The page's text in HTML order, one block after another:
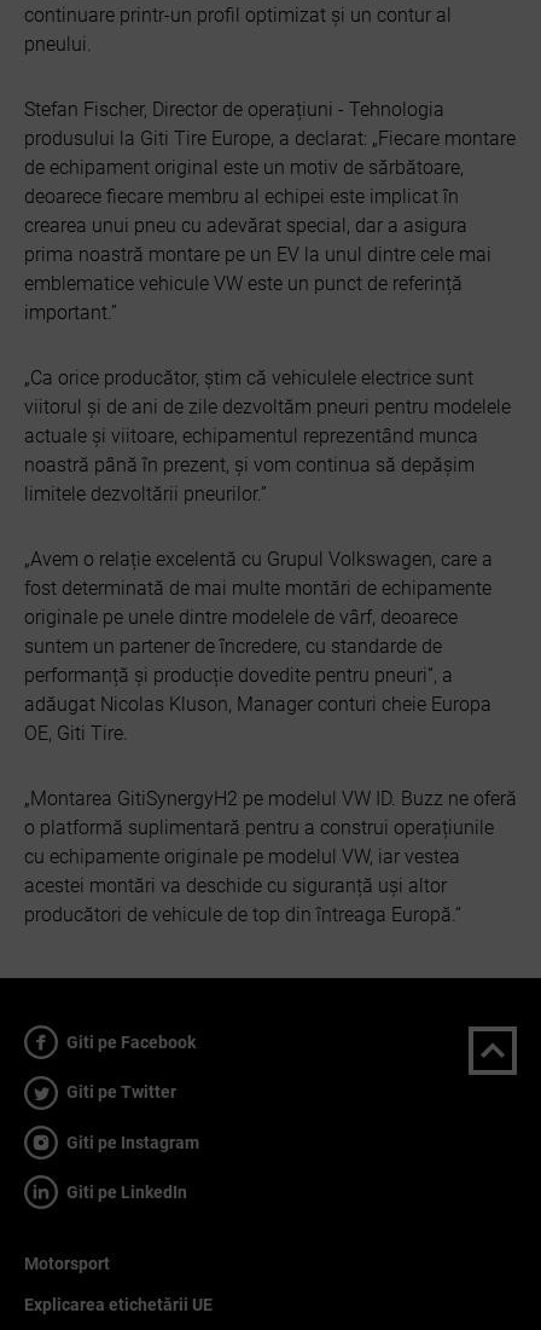
continuare printr-un profil optimizat și un contur al
pneului.
Stefan Fischer, Director de operațiuni - Tehnologia
produsului la Giti Tire Europe, a declarat: „Fiecare montare
de echipament original este un motiv de sărbătoare,
deoarece fiecare membru al echipei este implicat în
crearea unui pneu cu adevărat special, dar a asigura
prima noastră montare pe un EV la unul dintre cele mai
emblematice vehicule VW este un punct de referință
important.”
„Ca orice producător, știm că vehiculele electrice sunt
viitorul și de ani de zile dezvoltăm pneuri pentru modelele
actuale și viitoare, echipamentul reprezentând munca
noastră până în prezent, și vom continua să depășim
limitele dezvoltării pneurilor.”
„Avem o relație excelentă cu Grupul Volkswagen, care a
fost determinată de mai multe montări de echipamente
originale pe unele dintre modelele de vârf, deoarece
suntem un partener de încredere, cu standarde de
performanță și producție dovedite pentru pneuri”, a
adăugat Nicolas Kluson, Manager conturi cheie Europa
OE, Giti Tire.
„Montarea GitiSynergyH2 pe modelul VW ID. Buzz ne oferă
o platformă suplimentară pentru a construi operațiunile
cu echipamente originale pe modelul VW, iar vestea
acestei montări va deschide cu siguranță uși altor
producători de vehicule de top din întreaga Europă.”
Giti pe Facebook
Giti pe Twitter
Giti pe Instagram
Giti pe LinkedIn
Motorsport
Explicarea etichetării UE